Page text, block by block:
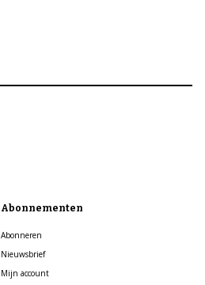
Abonnementen
Abonneren
Nieuwsbrief
Mijn account